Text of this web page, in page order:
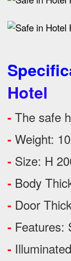
Hotel
- The safe
- Weight:
- Size: H
- Body
- Door
- Features:
-